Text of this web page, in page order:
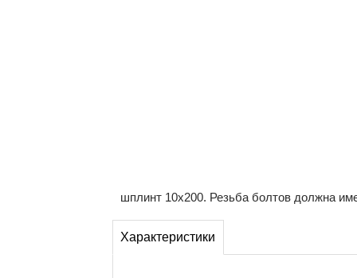
шплинт 10х200. Резьба болтов должна
Характеристики